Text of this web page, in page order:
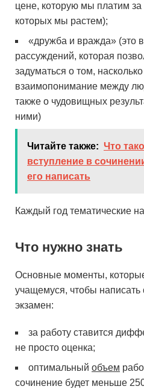
цене, которую мы платим
которых мы растем);
«дружба и вражда» (это
рассуждений, которая
задуматься о том,
взаимопонимание между
также о чудовищных
ними)
Читайте также: Что
вступление в
его написать
Каждый год тематические
Что нужно знать
Основные моменты,
учащемуся, чтобы написать
экзамен:
за работу ставится
не просто оценка;
оптимальный объем
сочинение будет меньше